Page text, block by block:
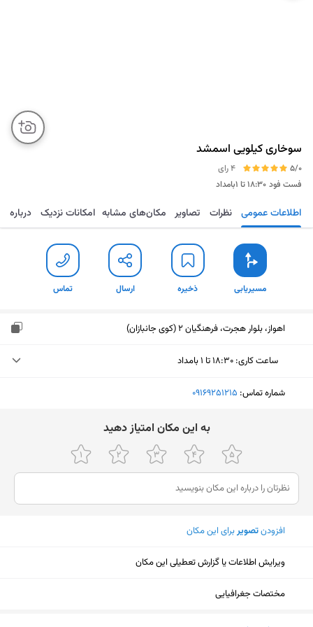
سوخاری کیلویی اسمشد
5/0
4 رای
فست فود ۱۸:۳۰ تا ۱بامداد
مسیریابی ذخیره ارسال تماس اطلاعات عمومی نظرات تصاویر مکان‌های مشابه امکانات نزدیک درباره
مسیریابی ذخیره ارسال تماس
اهواز، بلوار هجرت، فرهنگیان 2 (کوی جانبازان)
ساعت کاری: ۱۸:۳۰ تا ۱ بامداد
دوشنبه (امروز)
۱۸:۳۰ تا ۱ بامداد
پنجشنبه
۱۸:۳۰ تا ۱ بامداد
جمعه
۱۸:۳۰ تا ۱ بامداد
شنبه
یکشنبه
شماره تماس: ‎09169251215
ﺑﻪ اﯾﻦ ﻣﮑﺎن اﻣﺘﯿﺎز دﻫﯿﺪ
افزودنتصویربرای این مکان
ویرایش اطلاعات یا گزارش تعطیلی این مکان
مختصات جغرافیایی